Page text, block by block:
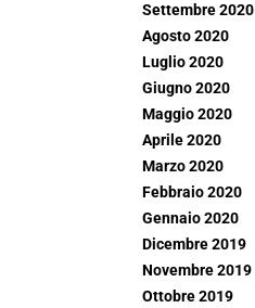
Settembre 2020
Agosto 2020
Luglio 2020
Giugno 2020
Maggio 2020
Aprile 2020
Marzo 2020
Febbraio 2020
Gennaio 2020
Dicembre 2019
Novembre 2019
Ottobre 2019